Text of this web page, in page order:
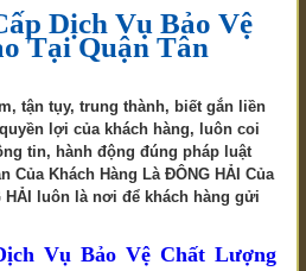
Dịch Vụ Bảo Vệ
Tại Quận Tân
tận tụy, trung thành, biết gắn liền
lợi của khách hàng, luôn coi
tin, hành động đúng pháp luật
Của Khách Hàng Là ĐÔNG HẢI Của
HẢI luôn là nơi để khách hàng gửi
Vụ Bảo Vệ Chất Lượng